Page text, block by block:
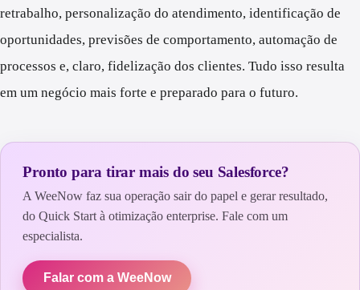
retrabalho, personalização do atendimento, identificação de
oportunidades, previsões de comportamento, automação de
processos e, claro, fidelização dos clientes. Tudo isso resulta
em um negócio mais forte e preparado para o futuro.
Pronto para tirar mais do seu Salesforce?
A WeeNow faz sua operação sair do papel e gerar resultado,
do Quick Start à otimização enterprise. Fale com um
especialista.
Falar com a WeeNow